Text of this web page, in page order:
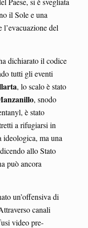
il Sole e una
del
dichiarato il codice
tutti gli eventi
, lo scalo è stato
, snodo
è stato
a rifugiarsi in
ma una
allo Stato
può ancora
un’offensiva di
canali
video pre-